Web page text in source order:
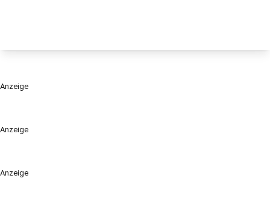
Anzeige
Anzeige
Anzeige